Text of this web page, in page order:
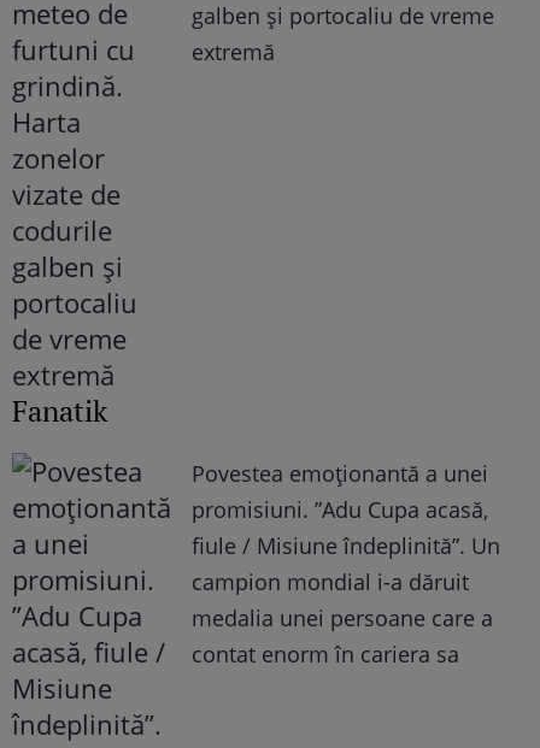
galben și portocaliu de vreme
extremă
Fanatik
Povestea emoționantă a unei
promisiuni. ”Adu Cupa acasă,
fiule / Misiune îndeplinită”. Un
campion mondial i-a dăruit
medalia unei persoane care a
contat enorm în cariera sa